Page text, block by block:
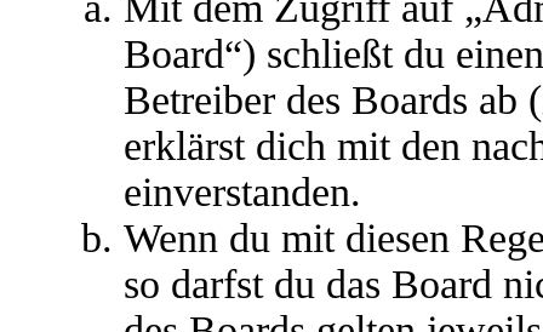
Board“) schließt du
Betreiber des Boards ab
erklärst dich mit den
einverstanden.
Wenn du mit diesen
so darfst du das Board